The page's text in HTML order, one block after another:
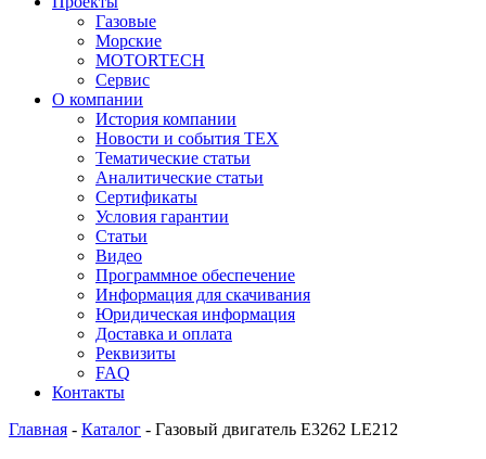
Газовые
Морские
MOTORTECH
Сервис
О компании
История компании
Новости и события ТЕХ
Тематические статьи
Аналитические статьи
Сертификаты
Условия гарантии
Статьи
Видео
Программное обеспечение
Информация для скачивания
Юридическая информация
Доставка и оплата
Реквизиты
FAQ
Контакты
Главная - Каталог - Газовый двигатель E3262 LE212